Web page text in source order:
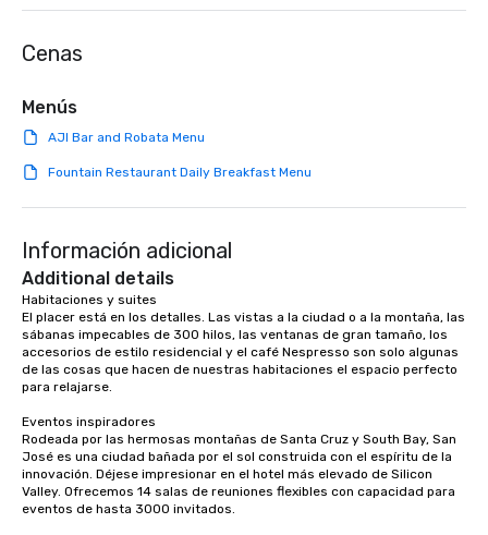
dining experience melded into one,
meeting events, from conferences to
Dining When meeting planners book a
corporate group event through Lip
group is assured a top-notch dining
signature dishes at each restaurant.
Our affordable tours are priced per
person with tax and gratuities
included. The only thing not included
are drinks. However, a beverage
package upgrade is available, which
provides guests a signature cocktail
at various stops. Build Your Network
Our exclusive experiences provide the
ultimate networking opportunities. At
a typical sit-down dinner, you’re lucky
to engage the person to the left and
Cenas
Menús
AJI Bar and Robata Menu
Fountain Restaurant Daily Breakfast Menu
Información adicional
Additional details
Habitaciones y suites
El placer está en los detalles. Las vistas a la ciudad o a la montaña, las
sábanas impecables de 300 hilos, las ventanas de gran tamaño, los
accesorios de estilo residencial y el café Nespresso son solo algunas
de las cosas que hacen de nuestras habitaciones el espacio perfecto
para relajarse.
Eventos inspiradores
Rodeada por las hermosas montañas de Santa Cruz y South Bay, San
José es una ciudad bañada por el sol construida con el espíritu de la
innovación. Déjese impresionar en el hotel más elevado de Silicon
Valley. Ofrecemos 14 salas de reuniones flexibles con capacidad para
eventos de hasta 3000 invitados.